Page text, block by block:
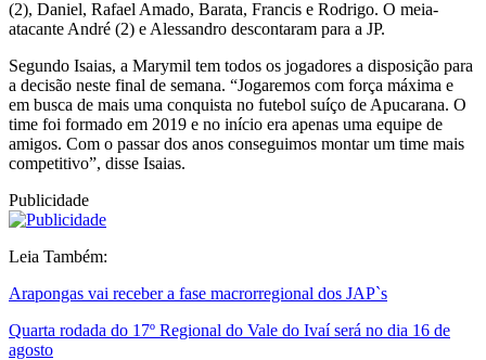
(2), Daniel, Rafael Amado, Barata, Francis e Rodrigo. O meia-
atacante André (2) e Alessandro descontaram para a JP.
Segundo Isaias, a Marymil tem todos os jogadores a disposição para
a decisão neste final de semana. “Jogaremos com força máxima e
em busca de mais uma conquista no futebol suíço de Apucarana. O
time foi formado em 2019 e no início era apenas uma equipe de
amigos. Com o passar dos anos conseguimos montar um time mais
competitivo”, disse Isaias.
Publicidade
Leia Também:
Arapongas vai receber a fase macrorregional dos JAP`s
Quarta rodada do 17º Regional do Vale do Ivaí será no dia 16 de
agosto